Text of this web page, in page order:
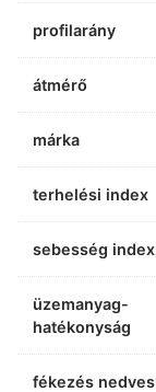
profilarány
átmérő
márka
terhelési index
sebesség index
üzemanyag-
hatékonyság
fékezés nedves